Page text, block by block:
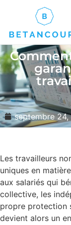
septembre
Les travailleurs
uniques en
aux salariés qui
collective, les
propre protection
devient alors un